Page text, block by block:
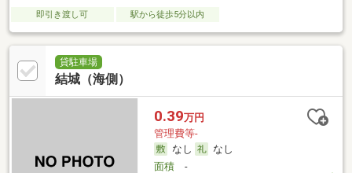
即引き渡し可 駅から徒歩5分以内
貸駐車場
結城（海側）
0.39万円
管理費等-
なし
なし
面積-